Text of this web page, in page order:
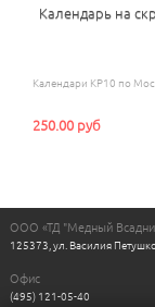
Календарь на
Календари КР10 по
250.00 руб
ООО «ТД "Медный
125373, ул. Василия
Офис
(495) 121-05-40